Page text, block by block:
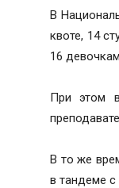
В
квоте, 14
16
При этом
В то же
в тандеме с